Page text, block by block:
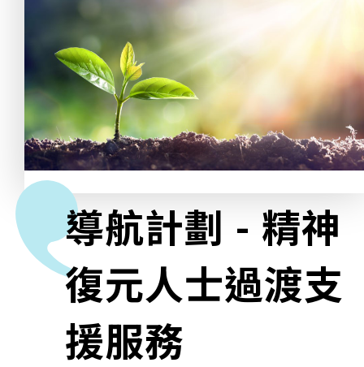
同你講故事
慈善活動
其他活動及消息
相關報導
關於本會
聯絡我們
導航計劃 - 精神
復元人士過渡支
援服務